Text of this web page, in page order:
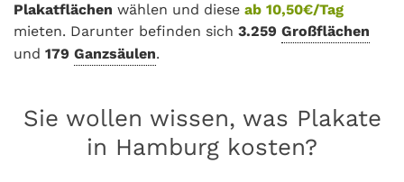
Plakatflächen wählen und diese ab 10,50€/Tag
mieten. Darunter befinden sich 3.259 Großflächen
und 179 Ganzsäulen.
Sie wollen wissen, was Plakate
in Hamburg kosten?